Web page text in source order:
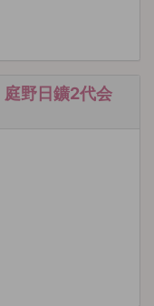
野日鑛2代会